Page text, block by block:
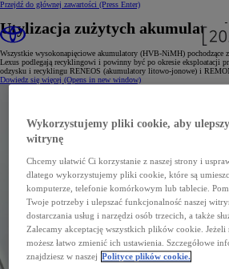
Przejdź do głównej zawartości (Press Enter)
Utylizacja zużytych
Wszystkie wysokonapięciowe akumulatory (HVB-NiMH) pochodzące
Lexus podlegają recyklingowi i powinny być po okresie eksploatacji
odzysku i recyklingu RENEOS (akumulatory litowo-jonowe) i
Dowiedz się więcej (Opens in new window)
Wykorzystujemy pliki cookie, aby
witrynę
Chcemy ułatwić Ci korzystanie z naszej strony i
dlatego wykorzystujemy pliki cookie, które są
komputerze, telefonie komórkowym lub tablecie.
Twoje potrzeby i ulepszać funkcjonalność naszej
dostarczania usług i narzędzi osób trzecich, a także
Zalecamy akceptację wszystkich plików cookie. Jeżeli
możesz łatwo zmienić ich ustawienia. Szczegółowe
znajdziesz w naszej Polityce plików cookie.